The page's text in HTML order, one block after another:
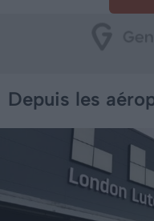
Depuis les